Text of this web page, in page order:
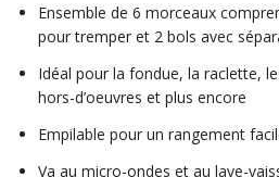
Ensemble de 6 morceaux
pour tremper et 2 bols avec
Idéal pour la fondue, la raclette,
hors-d’oeuvres et plus encore
Empilable pour un rangement
Va au micro-ondes et au lave-